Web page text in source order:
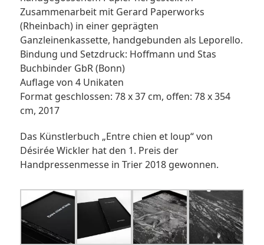
Zusammenarbeit mit Gerard Paperworks
(Rheinbach) in einer geprägten
Ganzleinenkassette, handgebunden als Leporello.
Bindung und Setzdruck: Hoffmann und Stas
Buchbinder GbR (Bonn)
Auflage von 4 Unikaten
Format geschlossen: 78 x 37 cm, offen: 78 x 354
cm, 2017
Das Künstlerbuch „Entre chien et loup“ von
Désirée Wickler hat den 1. Preis der
Handpressenmesse in Trier 2018 gewonnen.